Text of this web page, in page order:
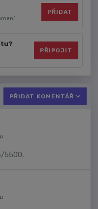
PŘIDAT
PŘIPOJIT
PŘIDAT KOMENTÁŘ
5500,